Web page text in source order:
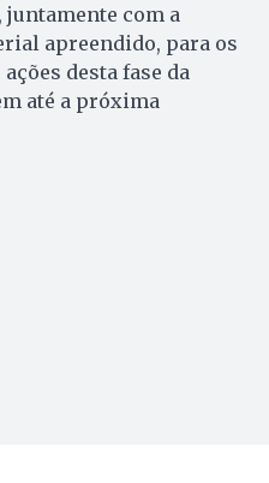
com a
apreendido, para os
desta fase da
até a próxima